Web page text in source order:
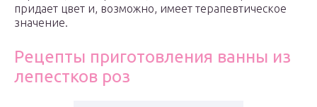
придает цвет и, возможно, имеет терапевтическое
значение.
Рецепты приготовления ванны из
лепестков роз